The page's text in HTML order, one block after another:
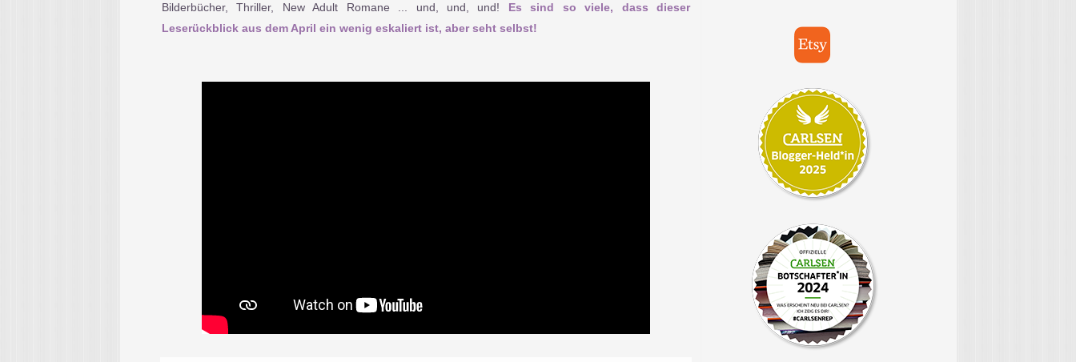
Bilderbücher, Thriller, New Adult Romane ... und, und, und! Es sind so viele, dass dieser
Leserückblick aus dem April ein wenig eskaliert ist, aber seht selbst!